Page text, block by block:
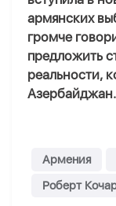
армянских
громче
предложить
реальности,
Азербайджан.
Армения
Роберт